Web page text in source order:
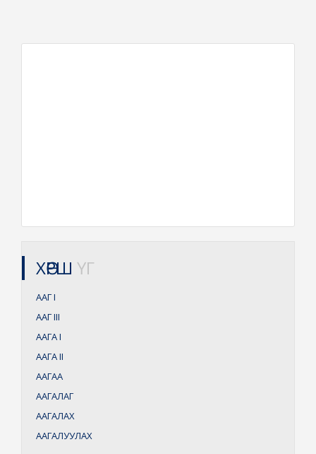
ХӨРШ ҮГ
ААГI
ААГIII
ААГАI
ААГАII
ААГАА
ААГАЛАГ
ААГАЛАХ
ААГАЛУУЛАХ